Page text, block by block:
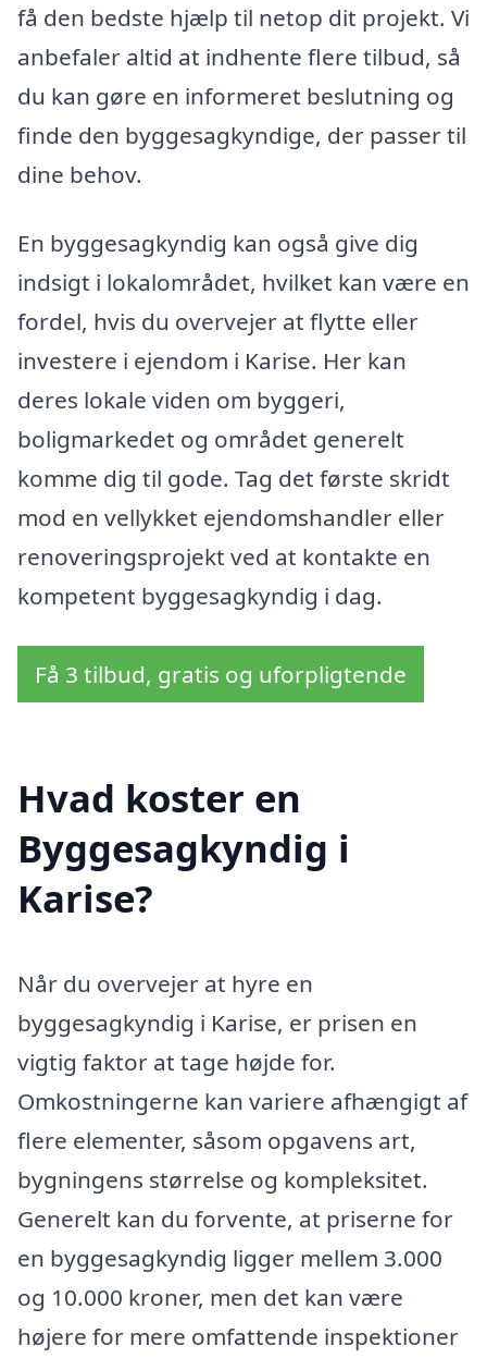
få den bedste hjælp til netop dit projekt. Vi
anbefaler altid at indhente flere tilbud, så
du kan gøre en informeret beslutning og
finde den byggesagkyndige, der passer til
dine behov.
En byggesagkyndig kan også give dig
indsigt i lokalområdet, hvilket kan være en
fordel, hvis du overvejer at flytte eller
investere i ejendom i Karise. Her kan
deres lokale viden om byggeri,
boligmarkedet og området generelt
komme dig til gode. Tag det første skridt
mod en vellykket ejendomshandler eller
renoveringsprojekt ved at kontakte en
kompetent byggesagkyndig i dag.
Få 3 tilbud, gratis og uforpligtende
Hvad koster en
Byggesagkyndig i
Karise?
Når du overvejer at hyre en
byggesagkyndig i Karise, er prisen en
vigtig faktor at tage højde for.
Omkostningerne kan variere afhængigt af
flere elementer, såsom opgavens art,
bygningens størrelse og kompleksitet.
Generelt kan du forvente, at priserne for
en byggesagkyndig ligger mellem 3.000
og 10.000 kroner, men det kan være
højere for mere omfattende inspektioner